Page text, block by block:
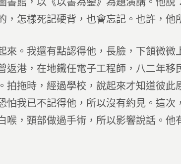
，怎樣死記硬背，也會忘記。也許，
來。我還有點認得他，長臉，下頷微
返港，在地鐵任電子工程師，八二年
拍拖時，經過學校，說起來才知道彼
怕我已不記得他，所以沒有約見。這
喉，頸部做過手術，所以影響說話。